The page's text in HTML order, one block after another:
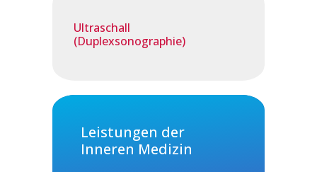
Ultraschall
(Duplexsonographie)
Leistungen der
Inneren Medizin